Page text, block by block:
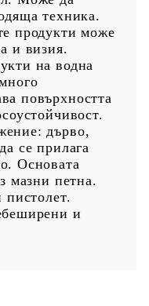
техника.
продукти може
и визия.
на водна
повърхността
дърво,
се прилага
Основата
мазни петна.
пистолет.
и